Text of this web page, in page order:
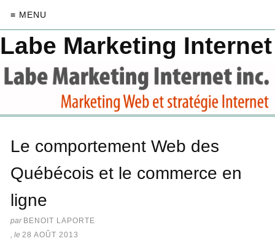
≡ MENU
Labe Marketing Internet
Le comportement Web des
Québécois et le commerce en
ligne
par BENOIT LAPORTE
, le 28 AOÛT 2013